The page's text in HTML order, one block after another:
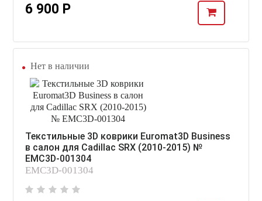
6 900 Р
Нет в наличии
Текстильные 3D коврики Euromat3D Business
в салон для Cadillac SRX (2010-2015) №
EMC3D-001304
EMC3D-001304